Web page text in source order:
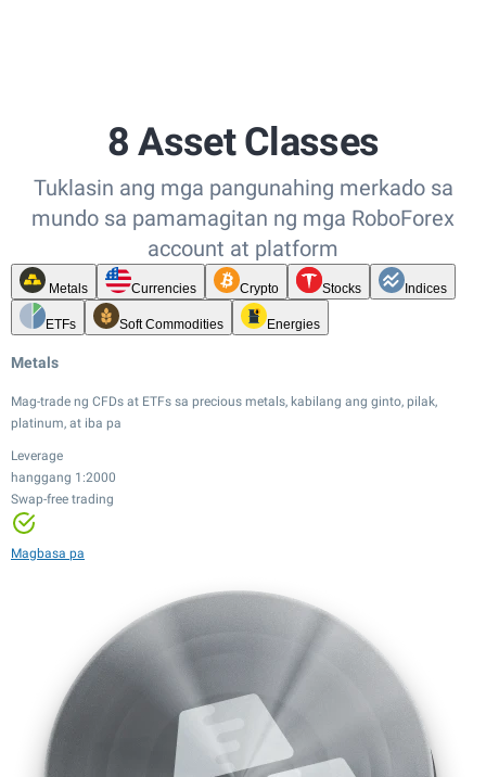
8 Asset Classes
Tuklasin ang mga pangunahing merkado sa
mundo sa pamamagitan ng mga RoboForex
account at platform
Metals Currencies Crypto Stocks Indices
ETFs Soft Commodities Energies
Metals
Mag-trade ng CFDs at ETFs sa precious metals, kabilang ang ginto, pilak,
platinum, at iba pa
Leverage
hanggang 1:2000
Swap-free trading
Magbasa pa
LeverageLeverage
Leverage